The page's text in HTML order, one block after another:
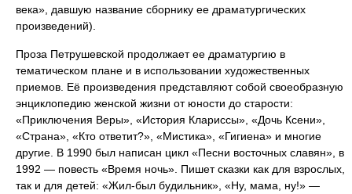
века», давшую название сборнику ее драматургических
произведений).
Проза Петрушевской продолжает ее драматургию в
тематическом плане и в использовании художественных
приемов. Её произведения представляют собой своеобразную
энциклопедию женской жизни от юности до старости:
«Приключения Веры», «История Клариссы», «Дочь Ксени»,
«Страна», «Кто ответит?», «Мистика», «Гигиена» и многие
другие. В 1990 был написан цикл «Песни восточных славян», в
1992 — повесть «Время ночь». Пишет сказки как для взрослых,
так и для детей: «Жил-был будильник», «Ну, мама, ну!» —